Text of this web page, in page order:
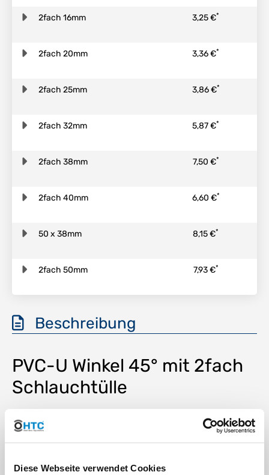
Diese Webseite verwendet Cookies
2fach 16mm 3,25 €*
2fach 20mm 3,36 €*
2fach 25mm 3,86 €*
2fach 32mm 5,87 €*
2fach 38mm 7,50 €*
2fach 40mm 6,60 €*
50 x 38mm 8,15 €*
2fach 50mm 7,93 €*
Beschreibung
PVC-U Winkel 45° mit 2fach
Schlauchtülle
Anschluss: 2fach Schlauchtülle
Temperatur:
bis 45°C konstant, kurzzeitig